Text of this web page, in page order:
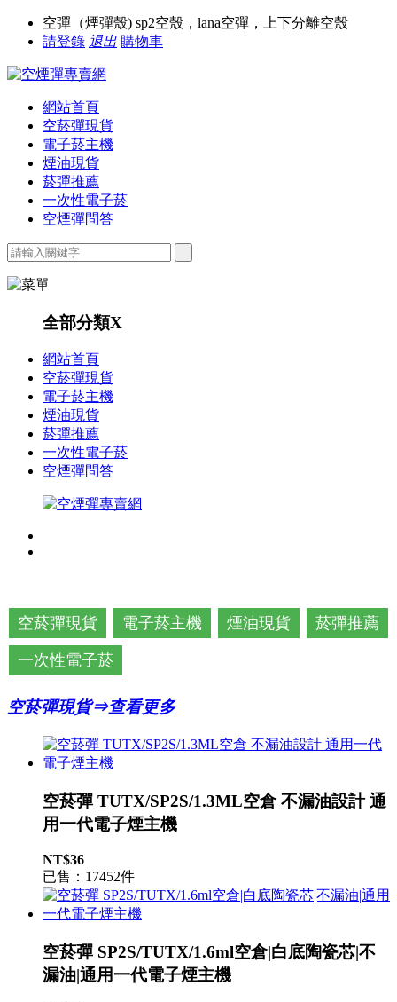
空彈（煙彈殼) sp2空殼，lana空彈，上下分離空殼
請登錄 退出 購物車
網站首頁
空菸彈現貨
電子菸主機
煙油現貨
菸彈推薦
一次性電子菸
空煙彈問答
全部分類X
網站首頁
空菸彈現貨
電子菸主機
煙油現貨
菸彈推薦
一次性電子菸
空煙彈問答
空菸彈現貨 電子菸主機 煙油現貨 菸彈推薦
一次性電子菸
空菸彈現貨⇒查看更多
空菸彈 TUTX/SP2S/1.3ML空倉 不漏油設計 通
用一代電子煙主機
NT$36
已售：17452件
空菸彈 SP2S/TUTX/1.6ml空倉|白底陶瓷芯|不
漏油|通用一代電子煙主機